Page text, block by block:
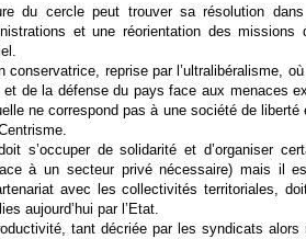
du cercle peut trouver sa résolution
et une réorientation des missions
reprise par l’ultralibéralisme, où
de la défense du pays face aux menaces
ne correspond pas à une société de liberté
s’occuper de solidarité et d’organiser
à un secteur privé nécessaire) mais il
avec les collectivités territoriales,
aujourd’hui par l’Etat.
tant décriée par les syndicats alors